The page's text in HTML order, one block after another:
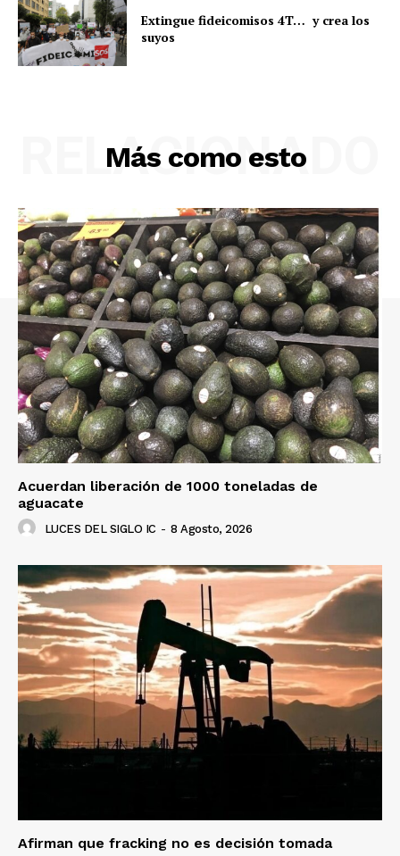
Extingue fideicomisos 4T… y crea los
suyos
Más como esto
RELACIONADO
Acuerdan liberación de 1000 toneladas de
aguacate
LUCES DEL SIGLO IC - 8 Agosto, 2026
Afirman que fracking no es decisión tomada